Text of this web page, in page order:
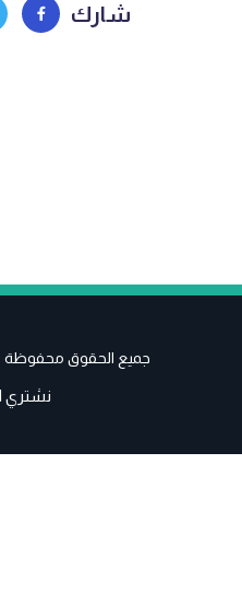
شارك
جميع الحقوق محفوظة
نشتري